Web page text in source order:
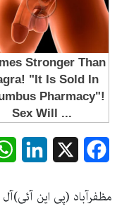
Facebook
مظفرآباد (پی این